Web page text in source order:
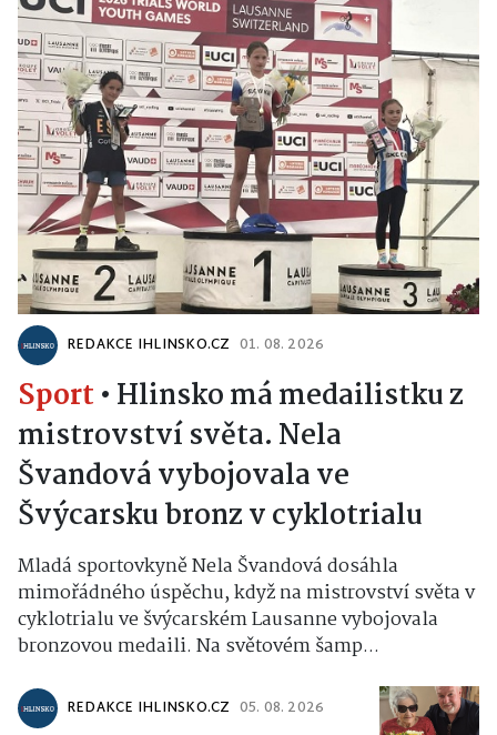
REDAKCE IHLINSKO.CZ 01. 08. 2026
Sport • Hlinsko má medailistku z
mistrovství světa. Nela
Švandová vybojovala ve
Švýcarsku bronz v cyklotrialu
Mladá sportovkyně Nela Švandová dosáhla
mimořádného úspěchu, když na mistrovství světa v
cyklotrialu ve švýcarském Lausanne vybojovala
bronzovou medaili. Na světovém šamp...
REDAKCE IHLINSKO.CZ 05. 08. 2026